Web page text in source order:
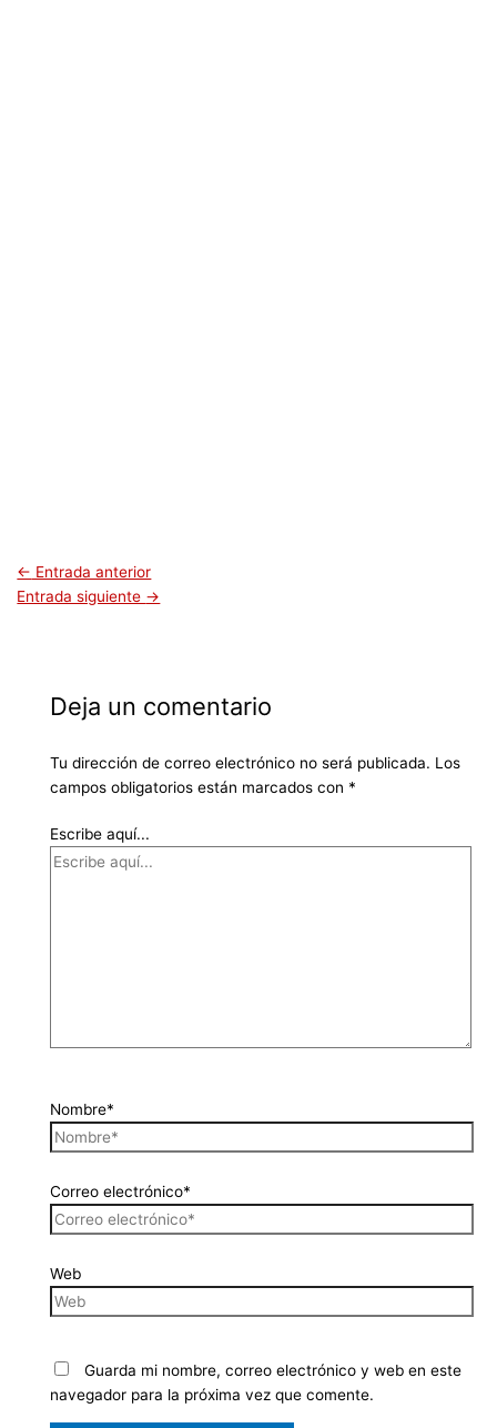
← Entrada anterior
Entrada siguiente →
Deja un comentario
Tu dirección de correo electrónico no será publicada. Los
campos obligatorios están marcados con *
Escribe aquí...
Nombre*
Correo electrónico*
Web
Guarda mi nombre, correo electrónico y web en este
navegador para la próxima vez que comente.